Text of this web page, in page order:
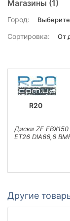
Магазины (1)
Город:
Сортировка:
R20
Диски ZF
ET26 DIA66,6
Другие